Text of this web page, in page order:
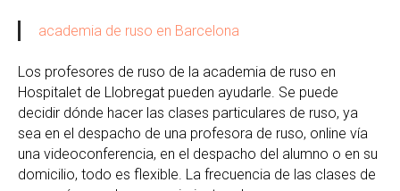
academia de ruso en Barcelona
Los profesores de ruso de la academia de ruso en
Hospitalet de Llobregat pueden ayudarle. Se puede
decidir dónde hacer las clases particulares de ruso, ya
sea en el despacho de una profesora de ruso, online vía
una videoconferencia, en el despacho del alumno o en su
domicilio, todo es flexible. La frecuencia de las clases de